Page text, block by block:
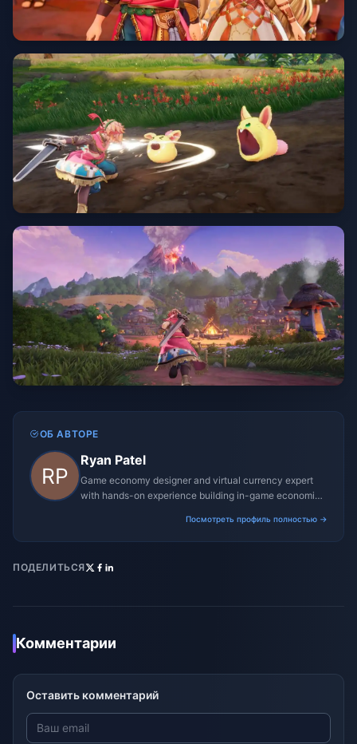
ОБ АВТОРЕ
Ryan Patel
Game economy designer and virtual currency expert
with hands-on experience building in-game economies
Посмотреть профиль полностью →
ПОДЕЛИТЬСЯ
Комментарии
Оставить комментарий